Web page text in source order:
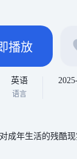
播放
英语
语言
年生活的残酷